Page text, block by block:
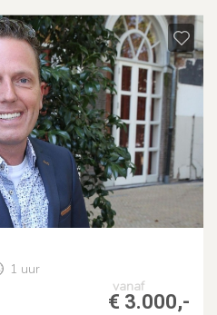
1 uur
vanaf
€ 3.000,-